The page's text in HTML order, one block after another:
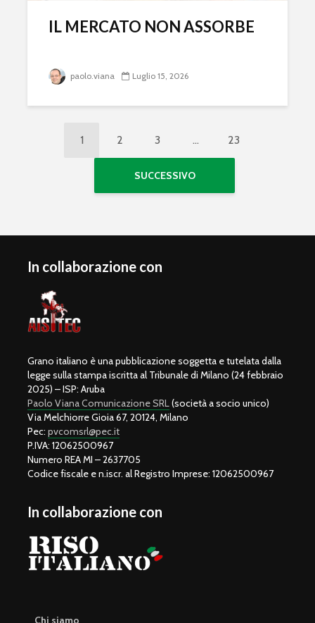
IL MERCATO NON ASSORBE
paolo.viana Luglio 15, 2026
1 2 3 … 23
SUCCESSIVO
In collaborazione con
Grano italiano è una pubblicazione soggetta e tutelata dalla
legge sulla stampa iscritta al Tribunale di Milano (24 febbraio
2025) – ISP: Aruba
Paolo Viana Comunicazione SRL(società a socio unico)
Via Melchiorre Gioia 67, 20124, Milano
Pec: pvcomsrl@pec.it
P.IVA: 12062500967
Numero REA MI – 2637705
Codice fiscale e n.iscr. al Registro Imprese: 12062500967
In collaborazione con
Chi siamo